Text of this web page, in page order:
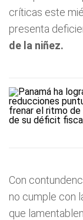
críticas este
presenta
de la niñez.
Con
no cumple con
que